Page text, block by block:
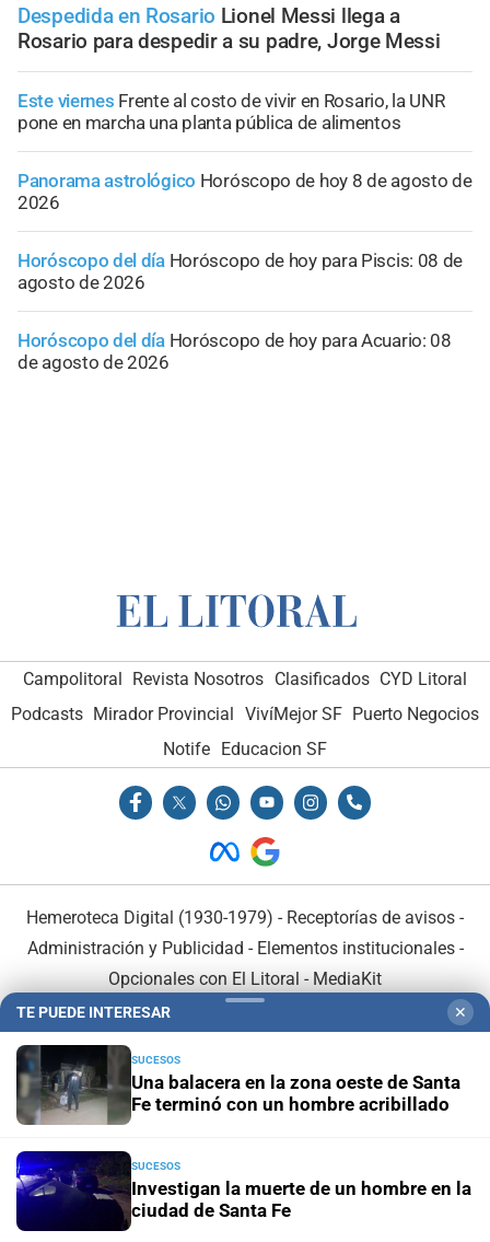
Despedida en Rosario Lionel Messi llega a
Rosario para despedir a su padre, Jorge Messi
Este viernes Frente al costo de vivir en Rosario, la UNR
pone en marcha una planta pública de alimentos
Panorama astrológico Horóscopo de hoy 8 de agosto de
2026
Horóscopo del día Horóscopo de hoy para Piscis: 08 de
agosto de 2026
Horóscopo del día Horóscopo de hoy para Acuario: 08
de agosto de 2026
Campolitoral Revista Nosotros Clasificados CYD Litoral
Podcasts Mirador Provincial VivíMejor SF Puerto Negocios
Notife Educacion SF
Hemeroteca Digital (1930-1979) - Receptorías de avisos -
Administración y Publicidad - Elementos institucionales-
Opcionales con El Litoral - MediaKit
En Asociación con:
TE PUEDE INTERESAR ✕
SUCESOS
Una balacera en la zona oeste de Santa
Fe terminó con un hombre acribillado
SUCESOS
Investigan la muerte de un hombre en la
ciudad de Santa Fe